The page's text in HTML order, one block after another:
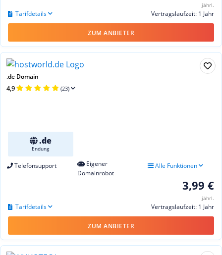
jährl.
Vertragslaufzeit: 1 Jahr
Tarifdetails
ZUM ANBIETER
.de Domain
4,9 (23)
.de
Endung
Telefonsupport
Eigener
Domainrobot
Alle Funktionen
3,99 €
jährl.
Vertragslaufzeit: 1 Jahr
Tarifdetails
ZUM ANBIETER